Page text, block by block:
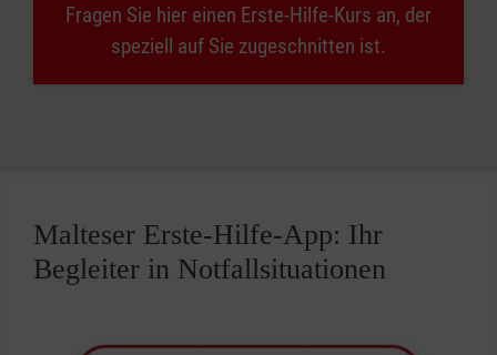
Fragen Sie hier einen Erste-Hilfe-Kurs an, der
speziell auf Sie zugeschnitten ist.
Malteser Erste-Hilfe-App: Ihr
Begleiter in Notfallsituationen